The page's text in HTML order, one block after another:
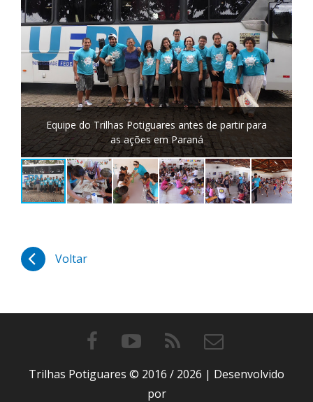
Equipe do Trilhas Potiguares antes de partir para
as ações em Paraná
Voltar
Trilhas Potiguares © 2016 / 2026 | Desenvolvido
por